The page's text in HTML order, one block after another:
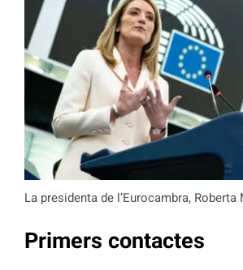
La presidenta de l’Eurocambra,
Primers contactes